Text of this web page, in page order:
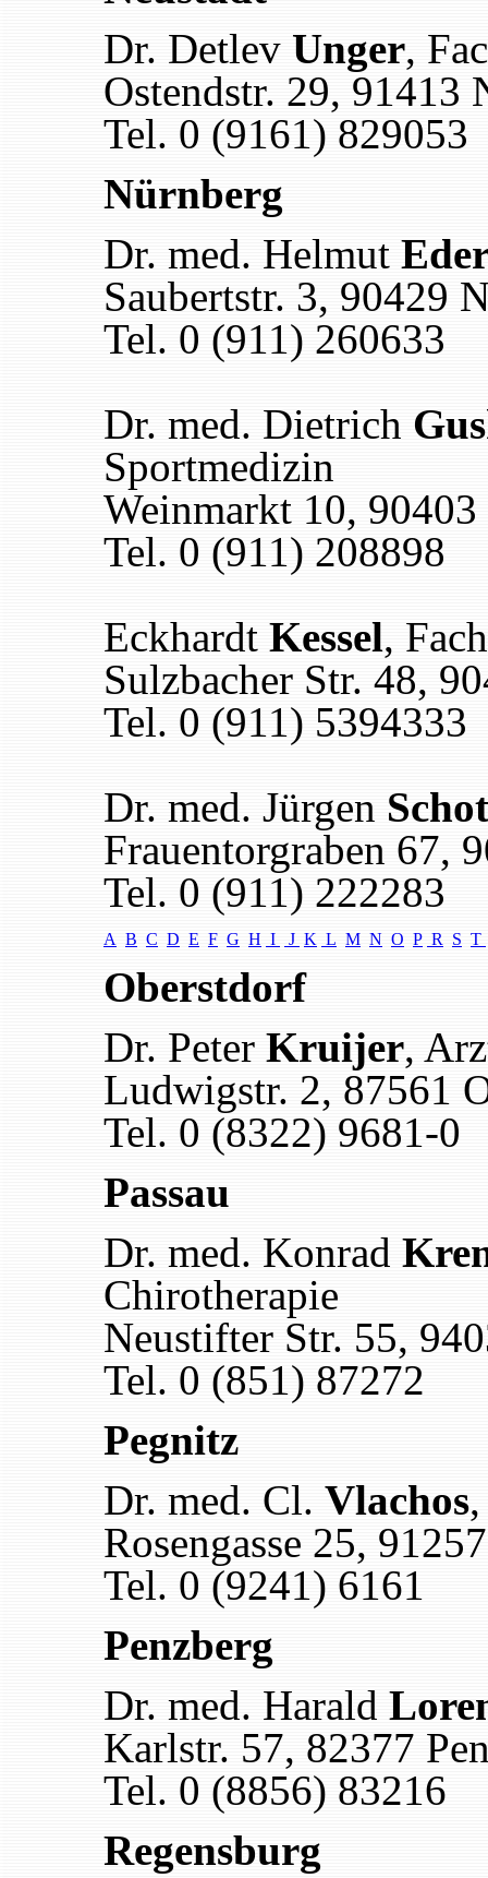
Dr. Detlev Unger,
Ostendstr. 29, 91413
Tel. 0 (9161) 829053
Nürnberg
Dr. med. Helmut
Saubertstr. 3, 90429
Tel. 0 (911) 260633
Dr. med. Dietrich
Sportmedizin
Weinmarkt 10,
Tel. 0 (911) 208898
Eckhardt Kessel,
Sulzbacher Str. 48,
Tel. 0 (911) 5394333
Dr. med. Jürgen
Frauentorgraben 67,
Tel. 0 (911) 222283
A B C D E F G H I J K L M N O P R S T
Oberstdorf
Dr. Peter Kruijer,
Ludwigstr. 2, 87561
Tel. 0 (8322) 9681-0
Passau
Dr. med. Konrad
Chirotherapie
Neustifter Str. 55,
Tel. 0 (851) 87272
Pegnitz
Dr. med. Cl. Vlachos
Rosengasse 25,
Tel. 0 (9241) 6161
Penzberg
Dr. med. Harald
Karlstr. 57, 82377
Tel. 0 (8856) 83216
Regensburg